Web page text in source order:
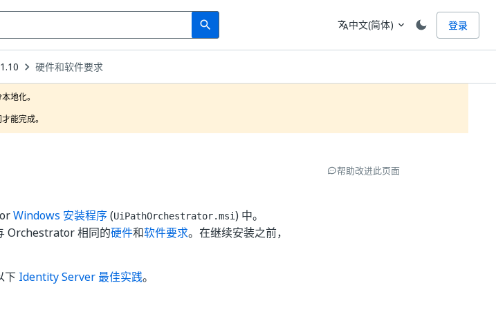
search
Search 语言
translate中文(简体) expand_more 登录
硬件和软件要求
地化。
能完成。
Windows 安装程序(UiPathOrchestrator.msi) 中。
Orchestrator 相同的硬件和软件要求。在继续安装之前，
下 Identity Server 最佳实践。
帮助改进此页面